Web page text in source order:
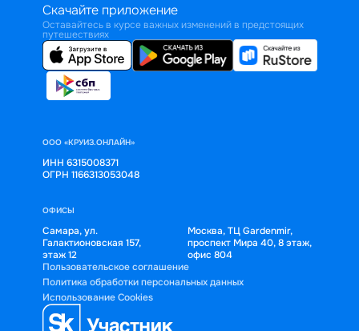
Скачайте приложение
Оставайтесь в курсе важных изменений в предстоящих
путешествиях
ООО «КРУИЗ.ОНЛАЙН»
ИНН 6315008371
ОГРН 1166313053048
ОФИСЫ
Самара, ул.
Галактионовская 157,
этаж 12
Москва, ТЦ Gardenmir,
проспект Мира 40, 8 этаж,
офис 804
Пользовательское соглашение
Политика обработки персональных данных
Использование Cookies